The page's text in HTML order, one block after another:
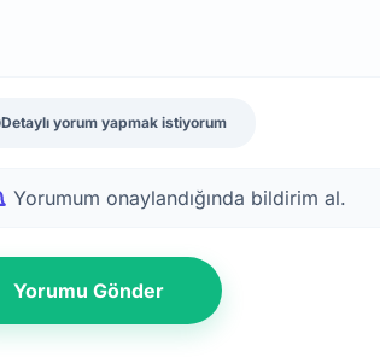
Detaylı yorum yapmak istiyorum
Yorumum onaylandığında bildirim al.
Yorumu Gönder